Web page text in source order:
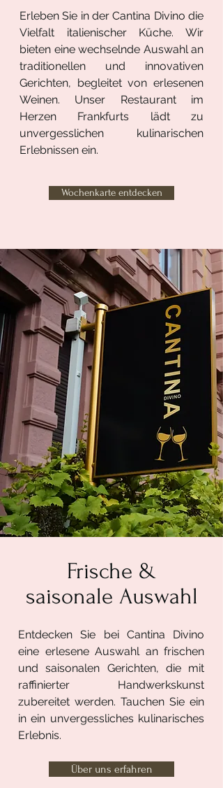
Erleben Sie in der Cantina Divino die
Vielfalt italienischer Küche. Wir
bieten eine wechselnde Auswahl an
traditionellen und innovativen
Gerichten, begleitet von erlesenen
Weinen. Unser Restaurant im
Herzen Frankfurts lädt zu
unvergesslichen kulinarischen
Erlebnissen ein.
Wochenkarte entdecken
Frische &
saisonale Auswahl
Entdecken Sie bei Cantina Divino
eine erlesene Auswahl an frischen
und saisonalen Gerichten, die mit
raffinierter Handwerkskunst
zubereitet werden. Tauchen Sie ein
in ein unvergessliches kulinarisches
Erlebnis.
Über uns erfahren